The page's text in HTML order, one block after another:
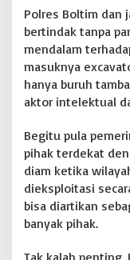
Polres Boltim dan
bertindak tanpa
mendalam
masuknya
hanya buruh
aktor intelektual
Begitu pula
pihak terdekat
diam ketika
dieksploitasi
bisa diartikan
banyak pihak.